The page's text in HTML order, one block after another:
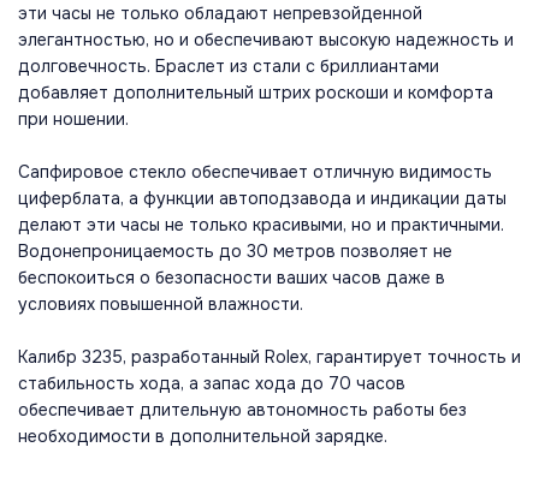
эти часы не только обладают непревзойденной
элегантностью, но и обеспечивают высокую надежность и
долговечность. Браслет из стали с бриллиантами
добавляет дополнительный штрих роскоши и комфорта
при ношении.
Сапфировое стекло обеспечивает отличную видимость
циферблата, а функции автоподзавода и индикации даты
делают эти часы не только красивыми, но и практичными.
Водонепроницаемость до 30 метров позволяет не
беспокоиться о безопасности ваших часов даже в
условиях повышенной влажности.
Калибр 3235, разработанный Rolex, гарантирует точность и
стабильность хода, а запас хода до 70 часов
обеспечивает длительную автономность работы без
необходимости в дополнительной зарядке.